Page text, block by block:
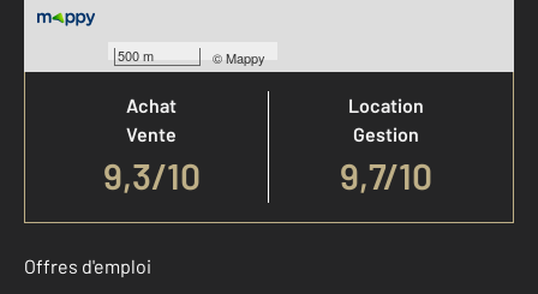
500 m ©Mappy
Votre agence est notée
Achat
Vente
9,3/10
Location
Gestion
9,7/10
Offres d'emploi